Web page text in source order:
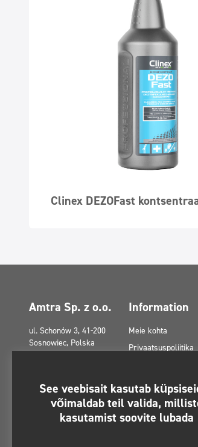
Clinex DEZOFast
Amtra Sp. z o.o.
ul. Schonów 3, 41-200
Sosnowiec, Polska
Hädaabinumber
tel. +48 32 294 41 00
Information
Meie kohta
Privaatsuspoliitika
sotsiaalmeedias
Küpsistepoliitika
Toetused Euroopa
See veebisait kasutab
võimaldab teil valida,
kasutamist soovite lubada